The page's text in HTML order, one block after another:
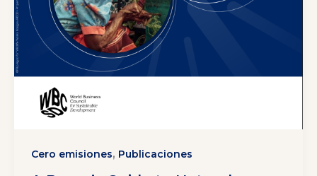
Cero emisiones, Publicaciones